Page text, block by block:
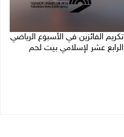
تكريم الفائزين في الأسبوع الرياضي
الرابع عشر لإسلامي بيت لحم